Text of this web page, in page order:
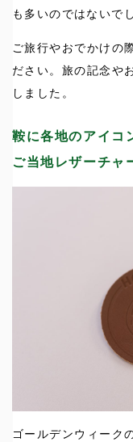
も多いのではないで
ご旅行やおでかけの
ださい。旅の記念や
しました。
鞍に各地のアイコ
ご当地レザーチャ
ゴールデンウィーク